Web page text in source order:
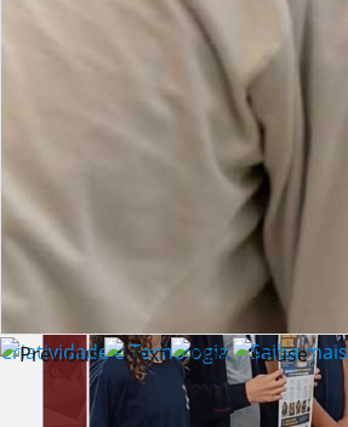
Criatividade e Tecnologia | Saiba mais